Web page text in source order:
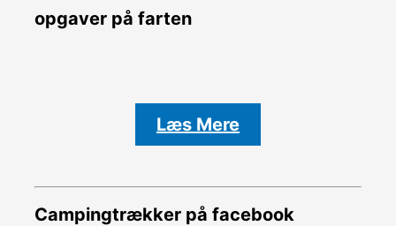
opgaver på farten
Læs Mere
Campingtrækker på facebook